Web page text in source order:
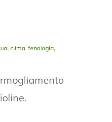
, clima, fenologia,